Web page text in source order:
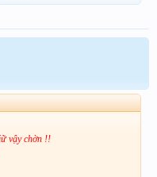
vậy chờn !!